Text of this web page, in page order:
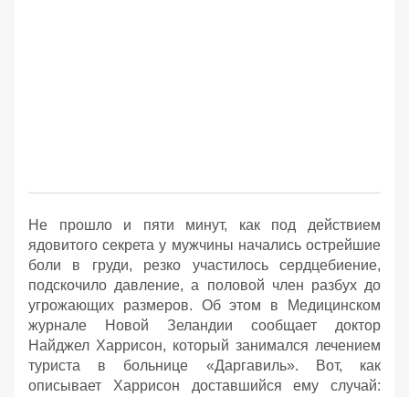
Не прошло и пяти минут, как под действием
ядовитого секрета у мужчины начались острейшие
боли в груди, резко участилось сердцебиение,
подскочило давление, а половой член разбух до
угрожающих размеров. Об этом в Медицинском
журнале Новой Зеландии сообщает доктор
Найджел Харрисон, который занимался лечением
туриста в больнице «Даргавиль». Вот, как
описывает Харрисон доставшийся ему случай: